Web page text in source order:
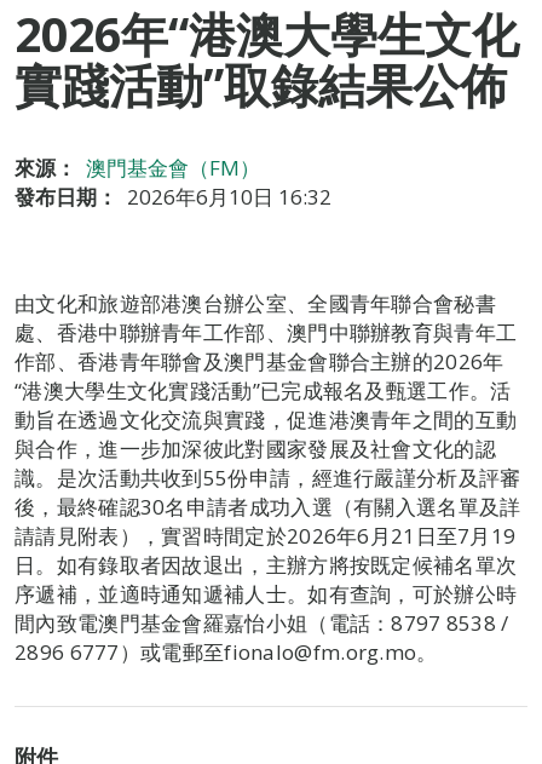
2026年“港澳大學生文化
實踐活動”取錄結果公佈
來源：
澳門基金會（FM）
發布日期：
2026年6月10日 16:32
由文化和旅遊部港澳台辦公室、全國青年聯合會秘書
處、香港中聯辦青年工作部、澳門中聯辦教育與青年工
作部、香港青年聯會及澳門基金會聯合主辦的2026年
“港澳大學生文化實踐活動”已完成報名及甄選工作。活
動旨在透過文化交流與實踐，促進港澳青年之間的互動
與合作，進一步加深彼此對國家發展及社會文化的認
識。是次活動共收到55份申請，經進行嚴謹分析及評審
後，最終確認30名申請者成功入選（有關入選名單及詳
請請見附表），實習時間定於2026年6月21日至7月19
日。如有錄取者因故退出，主辦方將按既定候補名單次
序遞補，並適時通知遞補人士。如有查詢，可於辦公時
間內致電澳門基金會羅嘉怡小姐（電話：8797 8538 /
2896 6777）或電郵至fionalo@fm.org.mo。
附件